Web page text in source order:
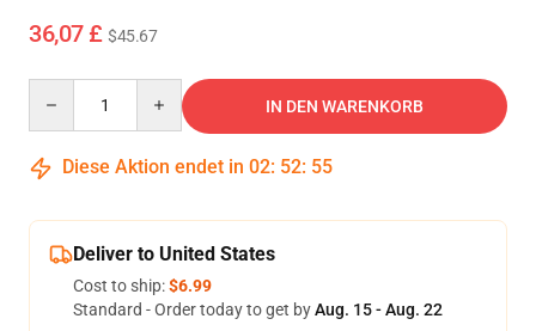
36,07 £ $45.67
IN DEN WARENKORB
Diese Aktion endet in 02: 52: 54
Deliver to United States
Cost to ship:$6.99
Standard - Order today to get byAug. 15 - Aug. 22